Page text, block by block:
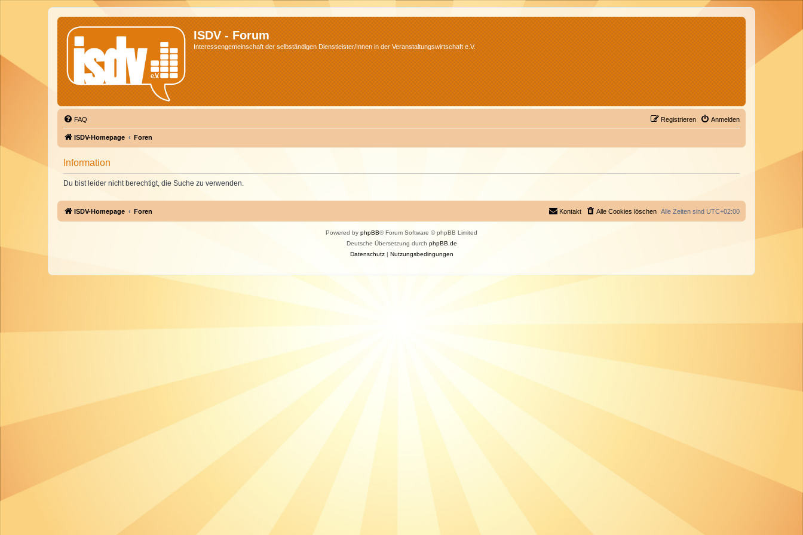
ISDV - Forum
Interessengemeinschaft der selbständigen Dienstleister/Innen in der Veranstaltungswirtschaft e.V.
FAQ Anmelden
Registrieren
ISDV-Homepage Foren
Information
Du bist leider nicht berechtigt, die Suche zu verwenden.
ISDV-Homepage Foren Alle Zeiten sind UTC+02:00
Alle Cookies löschen
Kontakt
Powered by phpBB® Forum Software © phpBB Limited
Deutsche Übersetzung durch phpBB.de
Datenschutz| Nutzungsbedingungen